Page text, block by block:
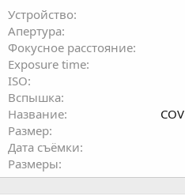
Устройство
Апертура
Фокусное расстояние
Exposure time
ISO
Вспышка
Название
Размер
Дата съёмки
Размеры